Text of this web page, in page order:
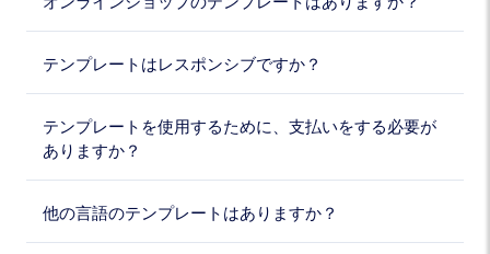
テンプレートはレスポンシブですか？
テンプレートを使用するために、支払いをする必要が
ありますか？
他の言語のテンプレートはありますか？